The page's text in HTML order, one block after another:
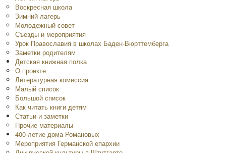
Воскресная школа
Зимний лагерь
Молодежный совет
Съезды и мероприятия
Урок Православия в школах Баден-Вюрттемберга
Заметки родителям
Детская книжная полка
O проекте
Литературная комиссия
Малый список
Большой список
Как читать книги детям
Статьи и заметки
Прочие материалы
400-летие дома Романовых
Мероприятия Германской епархии